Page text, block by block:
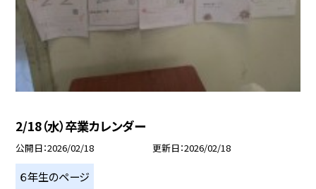
2/18（水）卒業カレンダー
公開日 2026/02/18 更新日 2026/02/18
６年生のページ